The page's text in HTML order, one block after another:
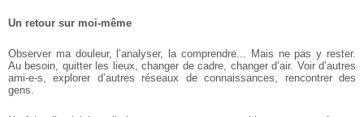
Un retour sur moi-même
Observer ma douleur, l’analyser, la comprendre... Mais ne pas y rester.
Au besoin, quitter les lieux, changer de cadre, changer d’air. Voir d’autres
ami-e-s, explorer d’autres réseaux de connaissances, rencontrer des
gens.